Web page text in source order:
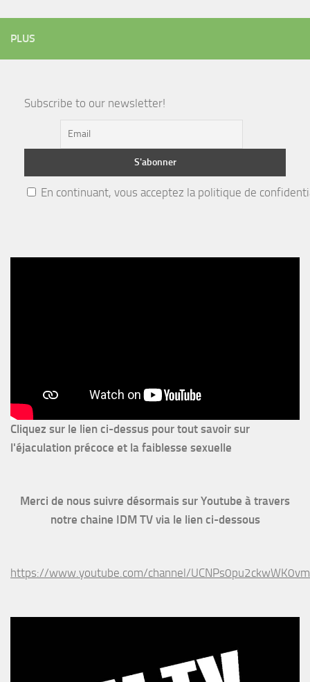
PLUS
Subscribe to our newsletter!
En continuant, vous acceptez la politique de
Cliquez sur le lien ci-dessus pour tout savoir sur
l'éjaculation précoce et la faiblesse sexuelle
Merci de nous suivre désormais sur Youtube à travers
notre chaine IDM TV via le lien ci-dessous
https://www.youtube.com/channel/